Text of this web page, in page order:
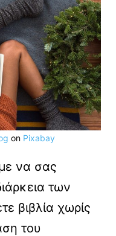
on Pixabay
να σας
των
βιβλία χωρίς
του